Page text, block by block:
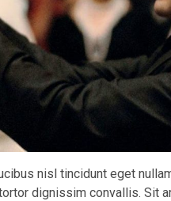
nisl tincidunt eget
dignissim convallis. Sit